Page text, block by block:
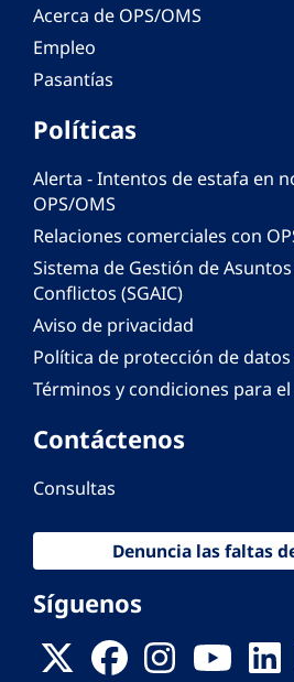
Acerca de OPS/OMS
Empleo
Pasantías
Políticas
Alerta - Intentos de estafa en
OPS/OMS
Relaciones comerciales con
Sistema de Gestión de
Conflictos (SGAIC)
Aviso de privacidad
Política de protección de
Términos y condiciones para
Contáctenos
Consultas
Denuncia las faltas
Síguenos